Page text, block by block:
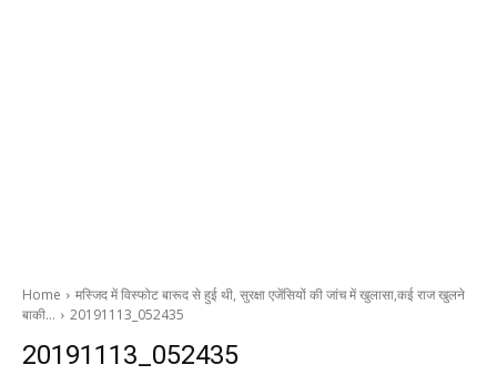
Home
मस्जिद में विस्फोट बारूद से हुई थी, सुरक्षा एजेंसियों की जांच में खुलासा,कई राज खुलने
बाकी…
20191113_052435
20191113_052435